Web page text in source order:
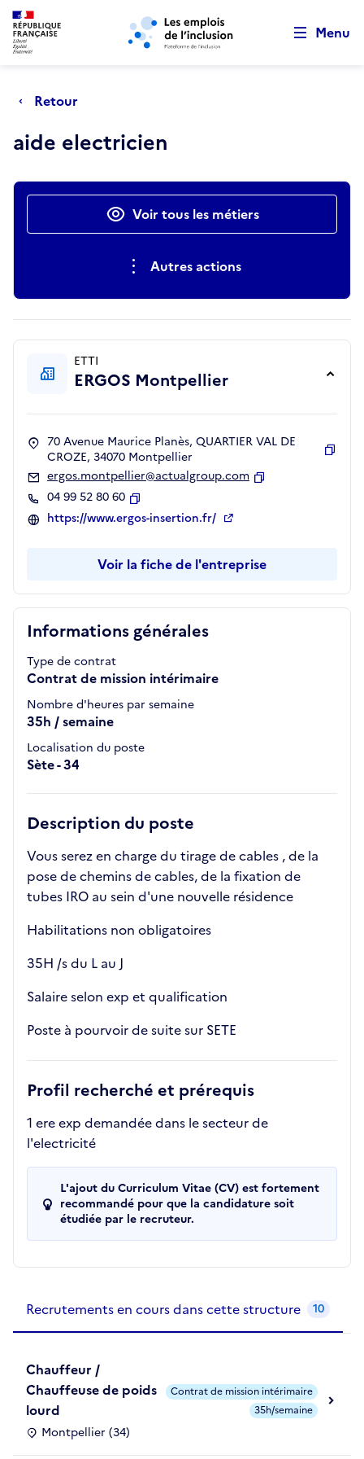
Aller au menu principal Aller au contenu principal
Menu
Retour
aide electricien
Actions rapidesVoir tous les métiers
Autres actions
Informations générales
Type de contrat
Contrat de mission intérimaire
Nombre d'heures par semaine
35h / semaine
Localisation du poste
Sète - 34
Description du poste
Vous serez en charge du tirage de cables , de la
pose de chemins de cables, de la fixation de
tubes IRO au sein d'une nouvelle résidence
Habilitations non obligatoires
35H /s du L au J
Salaire selon exp et qualification
Poste à pourvoir de suite sur SETE
Profil recherché et prérequis
1 ere exp demandée dans le secteur de
l'electricité
L'ajout du Curriculum Vitae (CV) est fortement
recommandé pour que la candidature soit
étudiée par le recruteur.
ETTI
ERGOS Montpellier
70 Avenue Maurice Planès, QUARTIER VAL DE
CROZE, 34070 Montpellier
ergos.montpellier@actualgroup.com
04 99 52 80 60
Copier
https://www.ergos-insertion.fr/
Voir la fiche de l'entreprise
Recrutements en cours dans cette structure 10
Chauffeur /
Chauffeuse de poids
lourd
Montpellier (34)
Contrat de mission intérimaire
35h/semaine
Retour au début de la page
Panneau de gestion des cookies